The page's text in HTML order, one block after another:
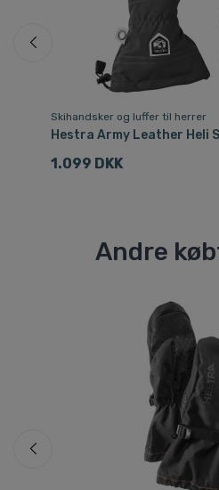
Skihandsker og luffer til herrer
Hestra Army Leather Heli
1.099 DKK
Andre